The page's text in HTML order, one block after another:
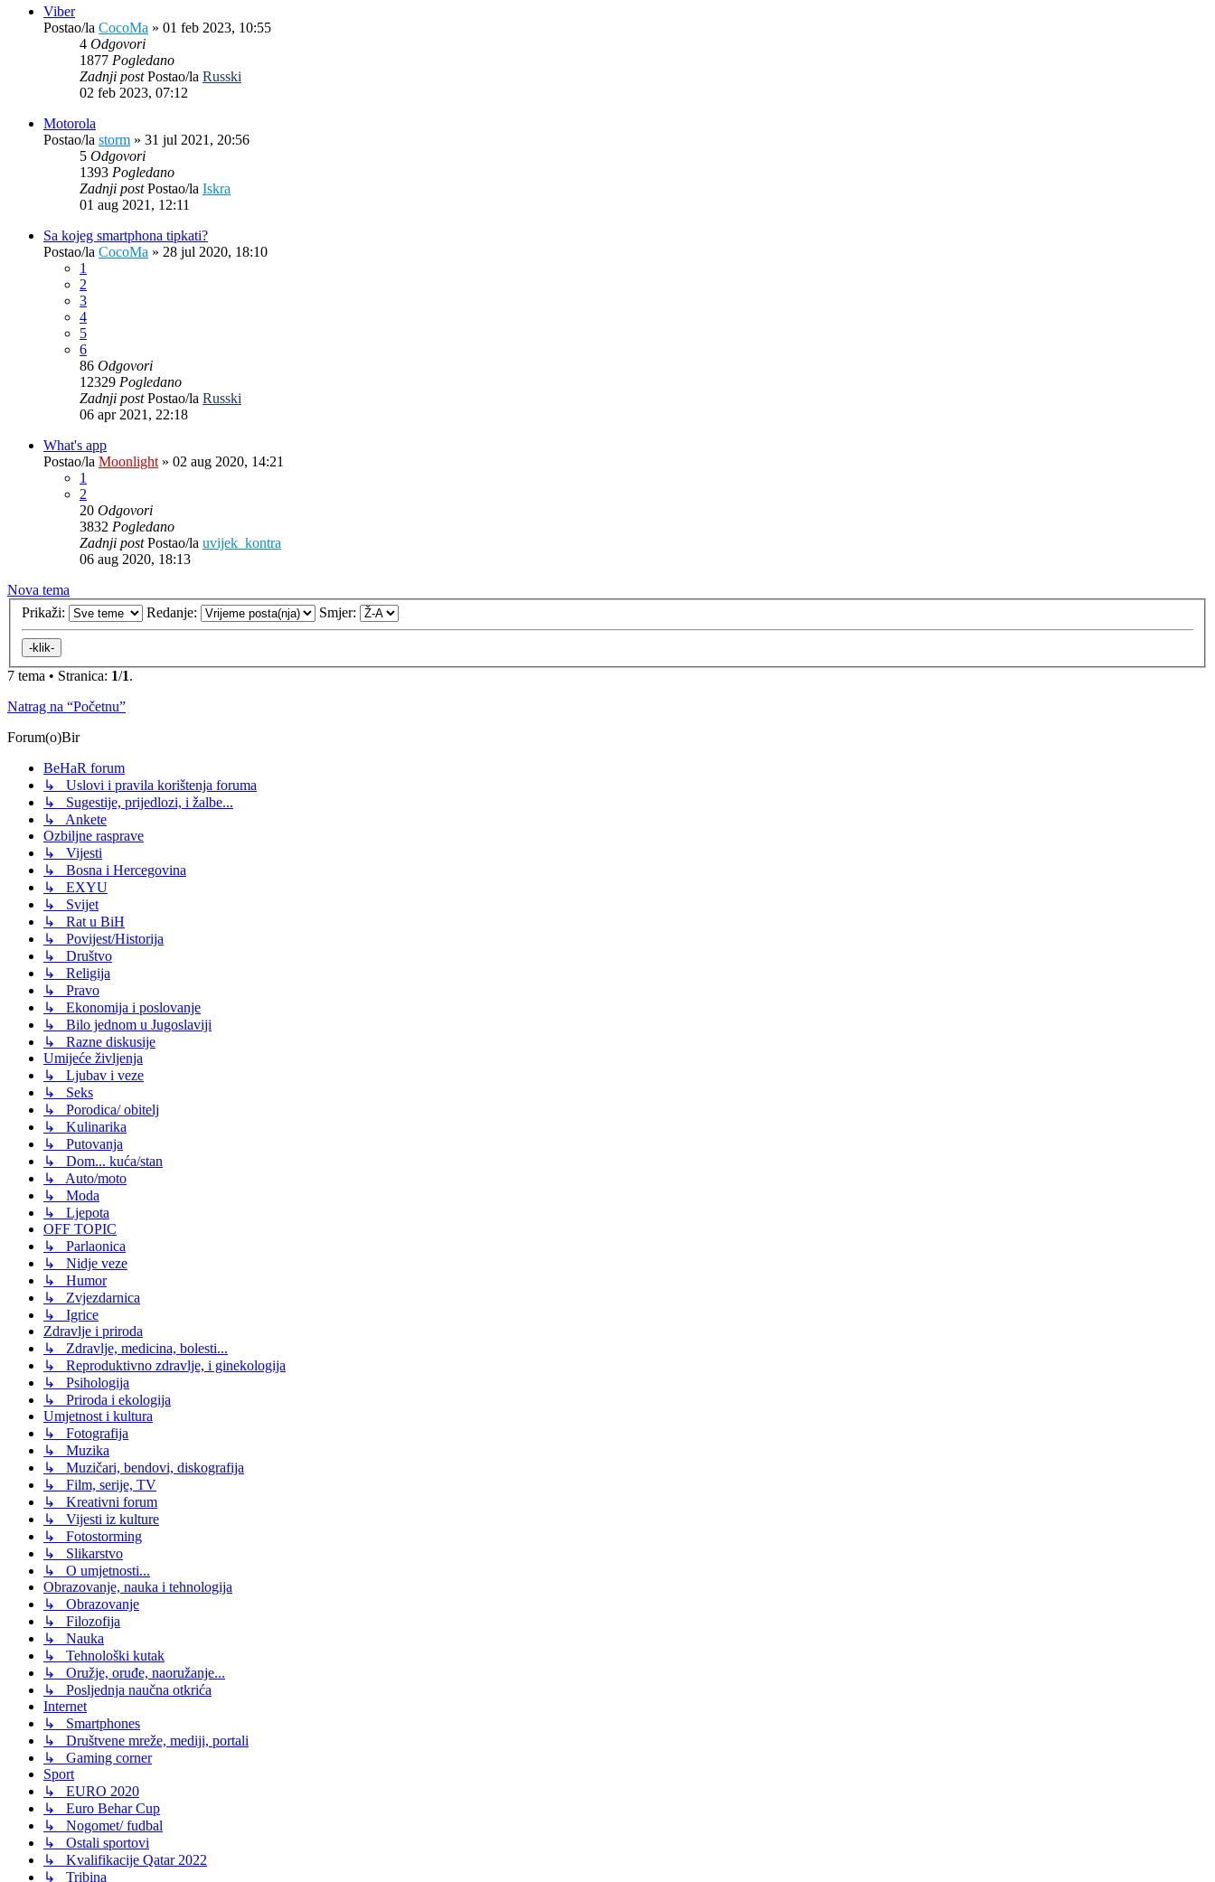
Viber
Postao/la CocoMa » 01 feb 2023, 10:55
4 Odgovori
1877 Pogledano
Zadnji postPostao/la Russki
02 feb 2023, 07:12
Motorola
Postao/la storm » 31 jul 2021, 20:56
5 Odgovori
1393 Pogledano
Zadnji postPostao/la Iskra
01 aug 2021, 12:11
Sa kojeg smartphona tipkati?
Postao/la CocoMa » 28 jul 2020, 18:10
1
2
3
4
5
6
86 Odgovori
12329 Pogledano
Zadnji postPostao/la Russki
06 apr 2021, 22:18
What's app
Postao/la Moonlight » 02 aug 2020, 14:21
1
2
20 Odgovori
3832 Pogledano
Zadnji postPostao/la uvijek_kontra
06 aug 2020, 18:13
Nova tema
Prikaži:
Redanje: Smjer:
7 tema • Stranica: 1/1.
Natrag na “Početnu”
Forum(o)Bir
BeHaR forum
↳ Uslovi i pravila korištenja foruma
↳ Sugestije, prijedlozi, i žalbe...
↳ Ankete
Ozbiljne rasprave
↳ Vijesti
↳ Bosna i Hercegovina
↳ EXYU
↳ Svijet
↳ Rat u BiH
↳ Povijest/Historija
↳ Društvo
↳ Religija
↳ Pravo
↳ Ekonomija i poslovanje
↳ Bilo jednom u Jugoslaviji
↳ Razne diskusije
Umijeće življenja
↳ Ljubav i veze
↳ Seks
↳ Porodica/ obitelj
↳ Kulinarika
↳ Putovanja
↳ Dom... kuća/stan
↳ Auto/moto
↳ Moda
↳ Ljepota
OFF TOPIC
↳ Parlaonica
↳ Nidje veze
↳ Humor
↳ Zvjezdarnica
↳ Igrice
Zdravlje i priroda
↳ Zdravlje, medicina, bolesti...
↳ Reproduktivno zdravlje, i ginekologija
↳ Psihologija
↳ Priroda i ekologija
Umjetnost i kultura
↳ Fotografija
↳ Muzika
↳ Muzičari, bendovi, diskografija
↳ Film, serije, TV
↳ Kreativni forum
↳ Vijesti iz kulture
↳ Fotostorming
↳ Slikarstvo
↳ O umjetnosti...
Obrazovanje, nauka i tehnologija
↳ Obrazovanje
↳ Filozofija
↳ Nauka
↳ Tehnološki kutak
↳ Oružje, oruđe, naoružanje...
↳ Posljednja naučna otkrića
Internet
↳ Smartphones
↳ Društvene mreže, mediji, portali
↳ Gaming corner
Sport
↳ EURO 2020
↳ Euro Behar Cup
↳ Nogomet/ fudbal
↳ Ostali sportovi
↳ Kvalifikacije Qatar 2022
↳ Tribina